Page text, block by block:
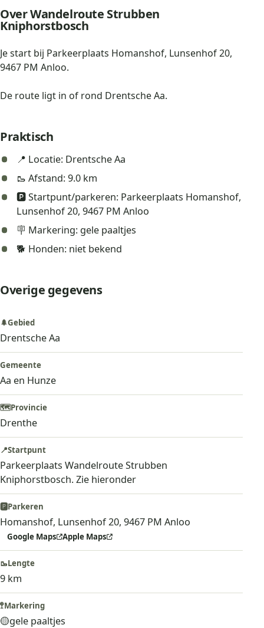
Over Wandelroute Strubben
Kniphorstbosch
Je start bij Parkeerplaats Homanshof, Lunsenhof 20,
9467 PM Anloo.
De route ligt in of rond Drentsche Aa.
Praktisch
📍 Locatie: Drentsche Aa
🥾 Afstand: 9.0 km
🅿️ Startpunt/parkeren: Parkeerplaats Homanshof,
Lunsenhof 20, 9467 PM Anloo
🪧 Markering: gele paaltjes
🐕 Honden: niet bekend
Overige gegevens
🌲Gebied
Drentsche Aa
Gemeente
Aa en Hunze
🗺️Provincie
Drenthe
📍Startpunt
Parkeerplaats Wandelroute Strubben
Kniphorstbosch. Zie hieronder
🅿️Parkeren
Homanshof, Lunsenhof 20, 9467 PM Anloo
Google Maps Apple Maps
🥾Lengte
9 km
🚏Markering
🟡gele paaltjes